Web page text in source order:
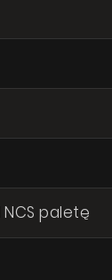
paletę